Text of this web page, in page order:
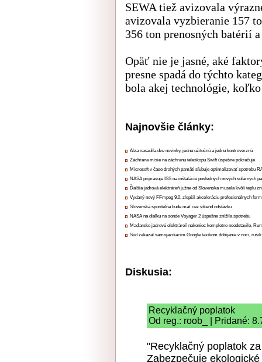
SEWA tiež avizovala
avizovala vyzbieranie 157
356 ton prenosných batérií
Opäť nie je jasné, aké
presne spadá do týchto
bola akej technológie,
Najnovšie články:
Alza nasadila dve novinky, jednu užitočnú a jednu kontroverznú
Záchrana misie na záchranu teleskopu Swift úspešne pokračuje
Microsoft v čase drahých pamätí sľubuje optimalizovať spotrebu
NASA pripravuje ISS na inštaláciu posledných nových solárnych
Ďalšia jadrová elektráreň južne od Slovenska musela kvôli teplu
Vydaný nový FFmpeg 9.0, zlepšil akceleráciu profesionálnych
Slovenská sporiteľňa bude mať cez víkend odstávku
NASA na diaľku na sonde Voyager 2 úspešne znížila spotrebu
Maďarsko jadrovú elektráreň nakoniec kompletne neodstavilo,
Súd zakázal samojazdiacim Google taxíkom dobíjanie v noci,
Diskusia:
Recyklačný poplatok
Od reg.: roob_ | Pridané:
"Recyklačný poplatok
Zabezpečuje